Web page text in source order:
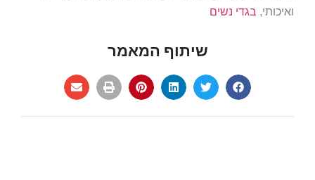
ואיכותי, בגדי נשים
שיתוף המאמר